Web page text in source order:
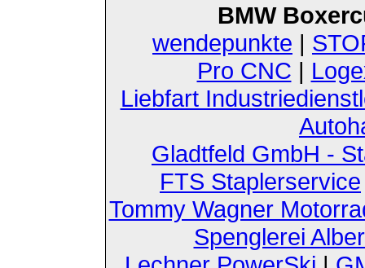
BMW
wendepunkte |
Pro CNC |
Liebfart
Gladtfeld GmbH -
FTS Staplerservice
Tommy Wagner
Spenglerei